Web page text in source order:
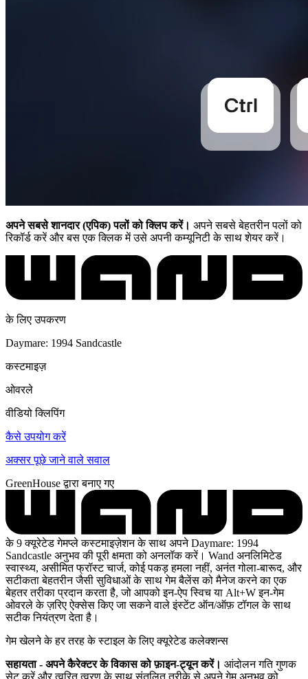
अपने सबसे शानदार (एपिक) पलों को क्लिप करें। अपने सबसे बेहतरीन पलों को
रिकॉर्ड करें और बस एक क्लिक में उसे अपनी कम्यूनिटी के साथ शेयर करें।
के लिए उपकरण
Daymare: 1994 Sandcastle
कस्टमाइज़
ओवरले
वीडियो क्लिपिंग
कैसे उपयोग करें
अक्सर पूछे जाने वाले सवाल
GreenHouse द्वारा बनाए गए
के 9 क्यूरेटेड गेमप्ले कस्टमाइज़ेशन के साथ अपने Daymare: 1994
Sandcastle अनुभव की पूरी क्षमता को अनलॉक करें। Wand अनलिमिटेड
स्वास्थ्य, असीमित फ्रॉस्ट चार्ज, कोई पकड़ हमला नहीं, अनंत गोला-बारूद, और
सटीकता बेहतरीन जैसी सुविधाओं के साथ गेम बैलेंस को मैनेज करने का एक
बेहतर तरीका प्रदान करता है, जो आपको इन-ऐप स्विच या Alt+W इन-गेम
ओवरले के ज़रिए ऐक्सेस किए जा सकने वाले इंस्टेंट ऑन/ऑफ़ टॉगल के साथ
सटीक नियंत्रण देता है।
गेम खेलने के हर तरह के स्टाइल के लिए क्यूरेटेड कलेक्शन्स
सहायता - अपने कैरेक्टर के विकास को फ़ाइन-ट्यून करें। आंदोलन गति गुणक
सेट करें और त्वरित त्वरण के साथ संतुलित तरीके से अपने गेम अनुभव को